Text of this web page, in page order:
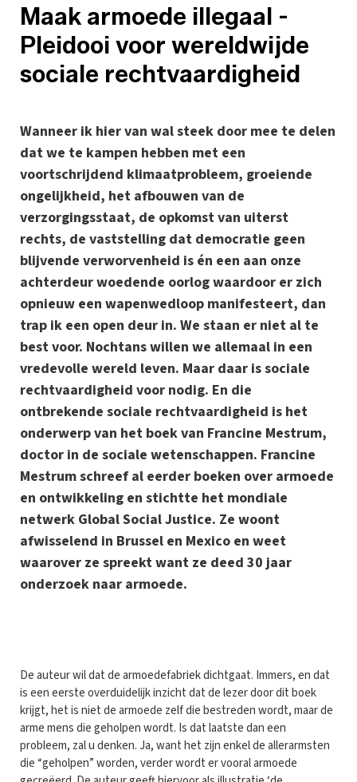
Maak armoede illegaal -
Pleidooi voor wereldwijde
sociale rechtvaardigheid
Wanneer ik hier van wal steek door mee te delen
dat we te kampen hebben met een
voortschrijdend klimaatprobleem, groeiende
ongelijkheid, het afbouwen van de
verzorgingsstaat, de opkomst van uiterst
rechts, de vaststelling dat democratie geen
blijvende verworvenheid is én een aan onze
achterdeur woedende oorlog waardoor er zich
opnieuw een wapenwedloop manifesteert, dan
trap ik een open deur in. We staan er niet al te
best voor. Nochtans willen we allemaal in een
vredevolle wereld leven. Maar daar is sociale
rechtvaardigheid voor nodig. En die
ontbrekende sociale rechtvaardigheid is het
onderwerp van het boek van Francine Mestrum,
doctor in de sociale wetenschappen. Francine
Mestrum schreef al eerder boeken over armoede
en ontwikkeling en stichtte het mondiale
netwerk Global Social Justice. Ze woont
afwisselend in Brussel en Mexico en weet
waarover ze spreekt want ze deed 30 jaar
onderzoek naar armoede.
De auteur wil dat de armoedefabriek dichtgaat. Immers, en dat
is een eerste overduidelijk inzicht dat de lezer door dit boek
krijgt, het is niet de armoede zelf die bestreden wordt, maar de
arme mens die geholpen wordt. Is dat laatste dan een
probleem, zal u denken. Ja, want het zijn enkel de allerarmsten
die “geholpen” worden, verder wordt er vooral armoede